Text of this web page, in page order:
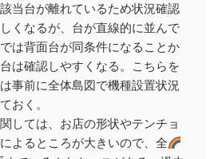
当台が離れているため状況確認
くなるが、台が直線的に並んで
は背面台が同条件になることか
は確認しやすくなる。こちらを
事前に全体島図で機種設置状況
おく。
しては、お店の形状やテンチョ
よるところが大きいので、全